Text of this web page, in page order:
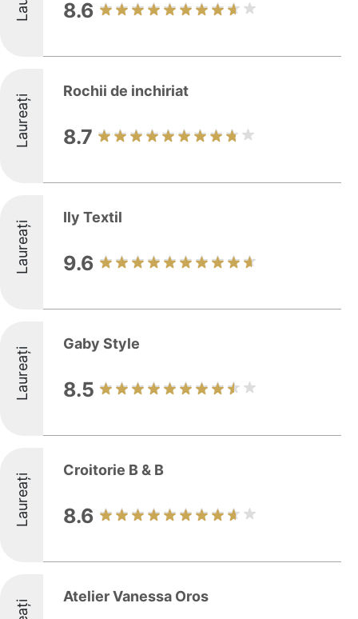
8.6
Laureați
Rochii de inchiriat
8.7
Laureați
Ily Textil
9.6
Laureați
Gaby Style
8.5
Laureați
Croitorie B & B
8.6
Atelier Vanessa Oros